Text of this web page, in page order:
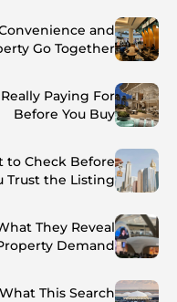
and
Go Together
Paying For
Before You Buy
to Check Before
Trust the Listing
They Reveal
Demand
This Search